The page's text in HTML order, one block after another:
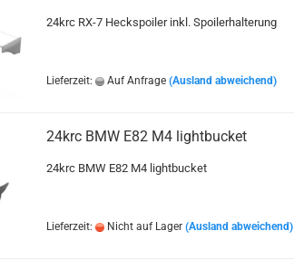
24krc RX-7 Heckspoiler inkl. Spoilerhalterung
Lieferzeit: Auf Anfrage (Ausland abweichend)
24krc BMW E82 M4 lightbucket
24krc BMW E82 M4 lightbucket
Lieferzeit: Nicht auf Lager (Ausland abweichend)